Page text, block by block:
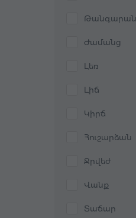
Թանգարան
Ժամանց
Լեռ
Լիճ
Կիրճ
Հուշարձան
Ջրվեժ
Վանք
Տաճար